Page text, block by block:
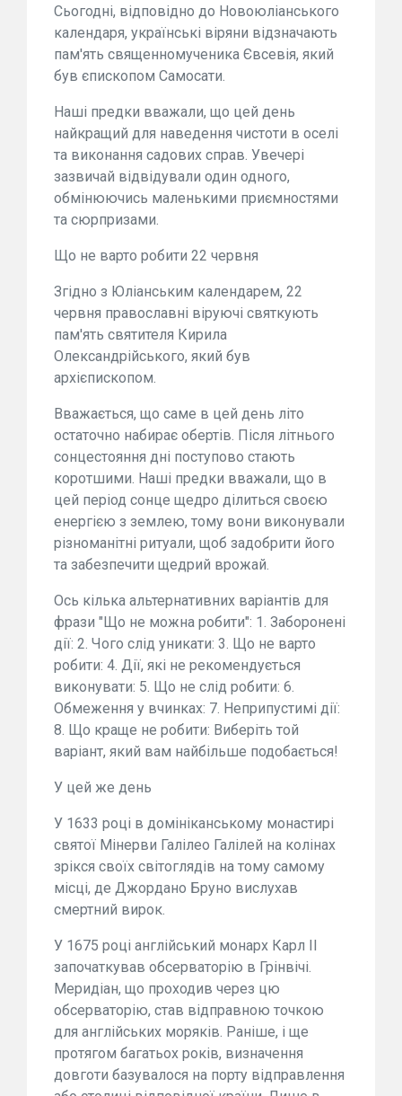
Сьогодні, відповідно до Новоюліанського
календаря, українські віряни відзначають
пам'ять священномученика Євсевія, який
був єпископом Самосати.
Наші предки вважали, що цей день
найкращий для наведення чистоти в оселі
та виконання садових справ. Увечері
зазвичай відвідували один одного,
обмінюючись маленькими приємностями
та сюрпризами.
Що не варто робити 22 червня
Згідно з Юліанським календарем, 22
червня православні віруючі святкують
пам'ять святителя Кирила
Олександрійського, який був
архієпископом.
Вважається, що саме в цей день літо
остаточно набирає обертів. Після літнього
сонцестояння дні поступово стають
коротшими. Наші предки вважали, що в
цей період сонце щедро ділиться своєю
енергією з землею, тому вони виконували
різноманітні ритуали, щоб задобрити його
та забезпечити щедрий врожай.
Ось кілька альтернативних варіантів для
фрази "Що не можна робити": 1. Заборонені
дії: 2. Чого слід уникати: 3. Що не варто
робити: 4. Дії, які не рекомендується
виконувати: 5. Що не слід робити: 6.
Обмеження у вчинках: 7. Неприпустимі дії:
8. Що краще не робити: Виберіть той
варіант, який вам найбільше подобається!
У цей же день
У 1633 році в домініканському монастирі
святої Мінерви Галілео Галілей на колінах
зрікся своїх світоглядів на тому самому
місці, де Джордано Бруно вислухав
смертний вирок.
У 1675 році англійський монарх Карл II
започаткував обсерваторію в Грінвічі.
Меридіан, що проходив через цю
обсерваторію, став відправною точкою
для англійських моряків. Раніше, і ще
протягом багатьох років, визначення
довготи базувалося на порту відправлення